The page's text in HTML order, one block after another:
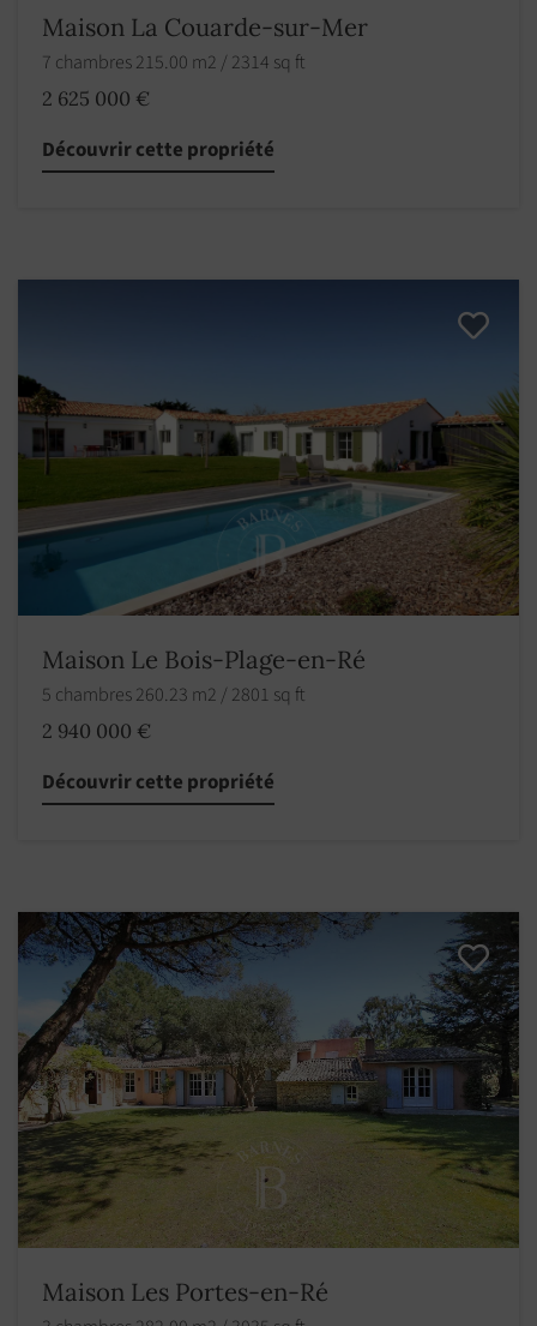
Maison La Couarde-sur-Mer
7 chambres 215.00 m2 / 2314 sq ft
2 625 000 €
Découvrir cette propriété
Maison Le Bois-Plage-en-Ré
5 chambres 260.23 m2 / 2801 sq ft
2 940 000 €
Découvrir cette propriété
Maison Les Portes-en-Ré